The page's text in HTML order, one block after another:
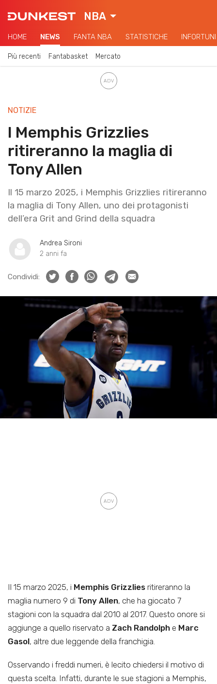
NBA
HOME NEWS FANTA NBA STATISTICHE INFORTUNI
Più recenti Fantabasket Mercato
NOTIZIE
I Memphis Grizzlies
ritireranno la maglia di
Tony Allen
Il 15 marzo 2025, i Memphis Grizzlies ritireranno
la maglia di Tony Allen, uno dei protagonisti
dell’era Grit and Grind della squadra
Andrea Sironi
2 anni fa
Condividi:
Il 15 marzo 2025, i Memphis Grizzlies ritireranno la
maglia numero 9 di Tony Allen, che ha giocato 7
stagioni con la squadra dal 2010 al 2017. Questo onore si
aggiunge a quello riservato a Zach Randolph e Marc
Gasol, altre due leggende della franchigia.
Osservando i freddi numeri, è lecito chiedersi il motivo di
questa scelta. Infatti, durante le sue stagioni a Memphis,